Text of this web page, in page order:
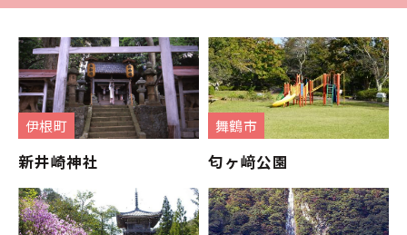
伊根町
新井崎神社
舞鶴市
匂ヶ﨑公園